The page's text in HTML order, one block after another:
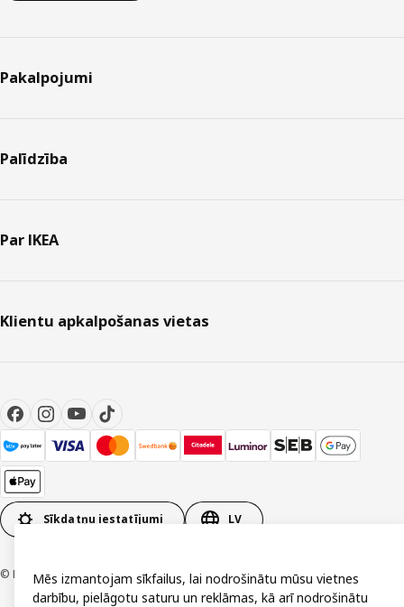
Pakalpojumi
Palīdzība
Par IKEA
Klientu apkalpošanas vietas
Sīkdatņu iestatījumi LV
© Inter IKEA Systems B.V. 1999-2026
Mēs izmantojam sīkfailus, lai nodrošinātu mūsu vietnes
darbību, pielāgotu saturu un reklāmas, kā arī nodrošinātu